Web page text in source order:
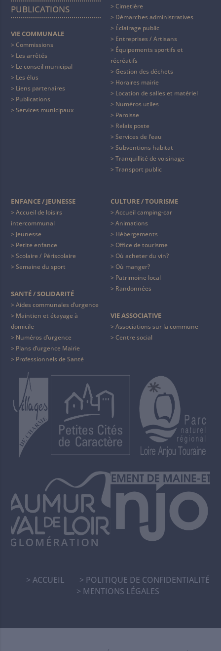
PUBLICATIONS
VIE COMMUNALE
Commissions
Les arrêtés
Le conseil municipal
Les élus
Liens partenaires
Publications
Services municipaux
Cimetière
Démarches administratives
Éclairage public
Entreprises / Artisans
Équipements sportifs et
récréatifs
Gestion des déchets
Horaires mairie
Location de salles et matériel
Numéros utiles
Paroisse
Relais poste
Services de l’eau
Subventions habitat
Tranquillité de voisinage
Transport public
ENFANCE / JEUNESSE
Accueil de loisirs
intercommunal
Jeunesse
Petite enfance
Scolaire / Périscolaire
Semaine du sport
SANTÉ / SOLIDARITÉ
Aides communales d’urgence
Maintien et étayage à
domicile
Numéros d’urgence
Plans d’urgence Mairie
Professionnels de Santé
CULTURE / TOURISME
Accueil camping-car
Animations
Hébergements
Office de tourisme
Où acheter du vin?
Où manger?
Patrimoine local
Randonnées
VIE ASSOCIATIVE
Associations sur la commune
Centre social
ACCUEIL
POLITIQUE DE CONFIDENTIALITÉ
MENTIONS LÉGALES